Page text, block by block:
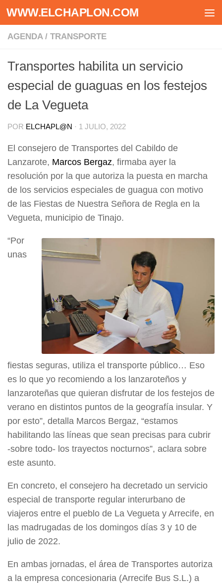
Saltar al contenido
WWW.ELCHAPLON.COM
AGENDA / TRANSPORTE
Transportes habilita un servicio
especial de guaguas en los festejos
de La Vegueta
POR ELCHAPL@N · 1 JULIO, 2022
El consejero de Transportes del Cabildo de
Lanzarote, Marcos Bergaz, firmaba ayer la
resolución por la que autoriza la puesta en marcha
de los servicios especiales de guagua con motivo
de las Fiestas de Nuestra Señora de Regla en la
Vegueta, municipio de Tinajo.
“Por
unas
fiestas seguras, utiliza el transporte público… Eso
es lo que yo recomiendo a los lanzaroteños y
lanzaroteñas que quieran disfrutar de los festejos de
verano en distintos puntos de la geografía insular. Y
por esto”, detalla Marcos Bergaz, “estamos
habilitando las líneas que sean precisas para cubrir
-sobre todo- los trayectos nocturnos”, aclara sobre
este asunto.
En concreto, el consejero ha decretado un servicio
especial de transporte regular interurbano de
viajeros entre el pueblo de La Vegueta y Arrecife, en
las madrugadas de los domingos días 3 y 10 de
julio de 2022.
En ambas jornadas, el área de Transportes autoriza
a la empresa concesionaria (Arrecife Bus S.L.) a